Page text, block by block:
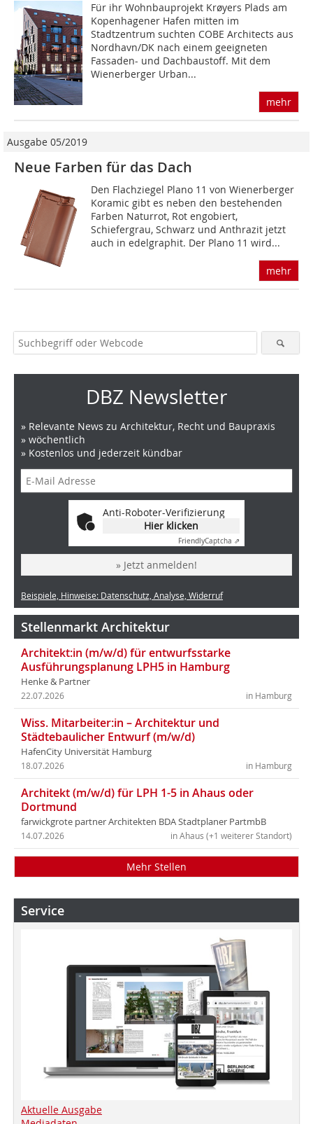
Für ihr Wohnbauprojekt Krøyers Plads am
Kopenhagener Hafen mitten im
Stadtzentrum suchten COBE Architects aus
Nordhavn/DK nach einem geeigneten
Fassaden- und Dachbaustoff. Mit dem
Wienerberger Urban...
mehr
Ausgabe 05/2019
Neue Farben für das Dach
Den Flachziegel Plano 11 von Wienerberger
Koramic gibt es neben den bestehenden
Farben Naturrot, Rot engobiert,
Schiefergrau, Schwarz und Anthrazit jetzt
auch in edelgraphit. Der Plano 11 wird...
mehr
DBZ Newsletter
» Relevante News zu Architektur, Recht und Baupraxis
» wöchentlich
» Kostenlos und jederzeit kündbar
Anti-Roboter-Verifizierung
Hier klicken
FriendlyCaptcha ⇗
» Jetzt anmelden!
Beispiele, Hinweise: Datenschutz, Analyse, Widerruf
Stellenmarkt Architektur
Architekt:in (m/w/d) für entwurfsstarke
Ausführungsplanung LPH5 in Hamburg
Henke & Partner
in Hamburg
22.07.2026
Wiss. Mitarbeiter:in – Architektur und
Städtebaulicher Entwurf (m/w/d)
HafenCity Universität Hamburg
in Hamburg
18.07.2026
Architekt (m/w/d) für LPH 1-5 in Ahaus oder
Dortmund
farwickgrote partner Architekten BDA Stadtplaner PartmbB
in Ahaus (+1 weiterer Standort)
14.07.2026
Mehr Stellen
Service
Aktuelle Ausgabe